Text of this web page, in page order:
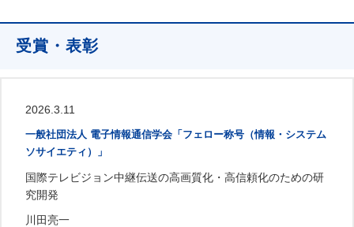
受賞・表彰
2026.3.11
一般社団法人 電子情報通信学会「フェロー称号（情報・システム
ソサイエティ）」
国際テレビジョン中継伝送の高画質化・高信頼化のための研
究開発
川田亮一